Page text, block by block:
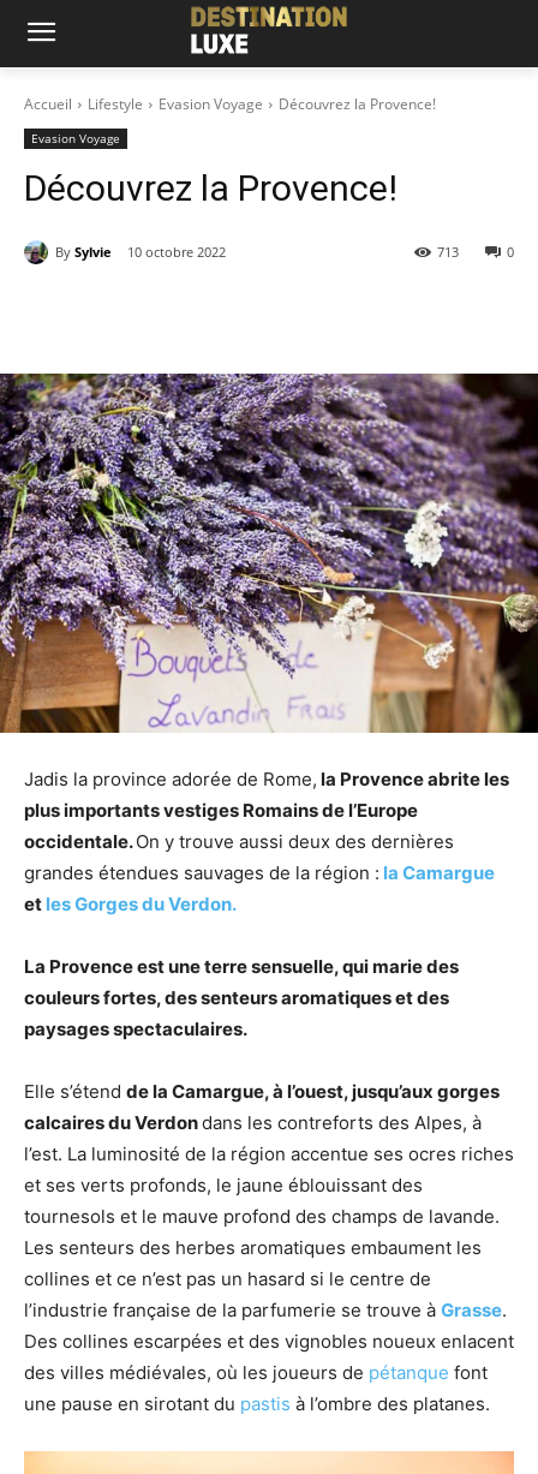
Accueil Lifestyle Evasion Voyage Découvrez la Provence!
Evasion Voyage
Découvrez la Provence!
By Sylvie 10 octobre 2022 0
713
Jadis la province adorée de Rome, la Provence abrite les
plus importants vestiges Romains de l’Europe
occidentale.On y trouve aussi deux des dernières
grandes étendues sauvages de la région : la Camargue
et les Gorges du Verdon.
La Provence est une terre sensuelle, qui marie des
couleurs fortes, des senteurs aromatiques et des
paysages spectaculaires.
Elle s’étend de la Camargue, à l’ouest, jusqu’aux gorges
calcaires du Verdondans les contreforts des Alpes, à
l’est. La luminosité de la région accentue ses ocres riches
et ses verts profonds, le jaune éblouissant des
tournesols et le mauve profond des champs de lavande.
Les senteurs des herbes aromatiques embaument les
collines et ce n’est pas un hasard si le centre de
l’industrie française de la parfumerie se trouve à Grasse.
Des collines escarpées et des vignobles noueux enlacent
des villes médiévales, où les joueurs de pétanque font
une pause en sirotant du pastis à l’ombre des platanes.